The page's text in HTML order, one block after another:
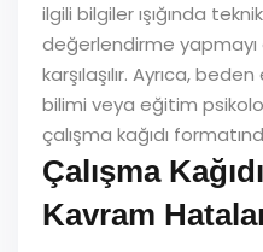
ilgili bilgiler ışığında
değerlendirme
karşılaşılır. Ayrıca,
bilimi veya eğitim
çalışma kağıdı
Çalışma
Kavram